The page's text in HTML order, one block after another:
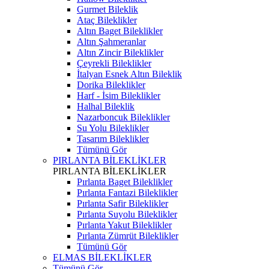
Gurmet Bileklik
Ataç Bileklikler
Altın Baget Bileklikler
Altın Şahmeranlar
Altın Zincir Bileklikler
Çeyrekli Bileklikler
İtalyan Esnek Altın Bileklik
Dorika Bileklikler
Harf - İsim Bileklikler
Halhal Bileklik
Nazarboncuk Bileklikler
Su Yolu Bileklikler
Tasarım Bileklikler
Tümünü Gör
PIRLANTA BİLEKLİKLER
PIRLANTA BİLEKLİKLER
Pırlanta Baget Bileklikler
Pırlanta Fantazi Bileklikler
Pırlanta Safir Bileklikler
Pırlanta Suyolu Bileklikler
Pırlanta Yakut Bileklikler
Pırlanta Zümrüt Bileklikler
Tümünü Gör
ELMAS BİLEKLİKLER